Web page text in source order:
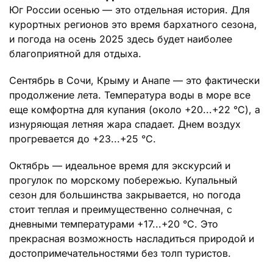
Юг России осенью — это отдельная история. Для
курортных регионов это время бархатного сезона,
и погода на осень 2025 здесь будет наиболее
благоприятной для отдыха.
Сентябрь в Сочи, Крыму и Анапе — это фактически
продолжение лета. Температура воды в море все
еще комфортна для купания (около +20...+22 °C), а
изнуряющая летняя жара спадает. Днем воздух
прогревается до +23...+25 °C.
Октябрь — идеальное время для экскурсий и
прогулок по морскому побережью. Купальный
сезон для большинства закрывается, но погода
стоит теплая и преимущественно солнечная, с
дневными температурами +17...+20 °C. Это
прекрасная возможность насладиться природой и
достопримечательностями без толп туристов.